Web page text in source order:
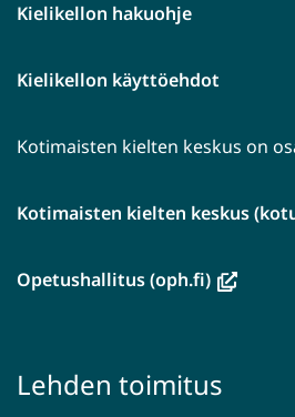
Kielikellon hakuohje
Kielikellon käyttöehdot
Kotimaisten kielten keskus on
Kotimaisten kielten keskus
Opetushallitus (oph.fi)(avautuu
toiseen
Lehden toimitus